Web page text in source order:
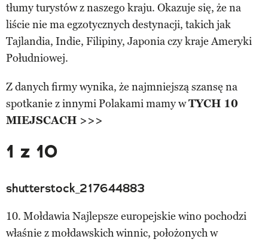
tłumy turystów z naszego kraju. Okazuje się, że na
liście nie ma egzotycznych destynacji, takich jak
Tajlandia, Indie, Filipiny, Japonia czy kraje Ameryki
Południowej.
Z danych firmy wynika, że najmniejszą szansę na
spotkanie z innymi Polakami mamy wTYCH 10
MIEJSCACH >>>
1 z 10
shutterstock_217644883
10. Mołdawia Najlepsze europejskie wino pochodzi
właśnie z mołdawskich winnic, położonych w